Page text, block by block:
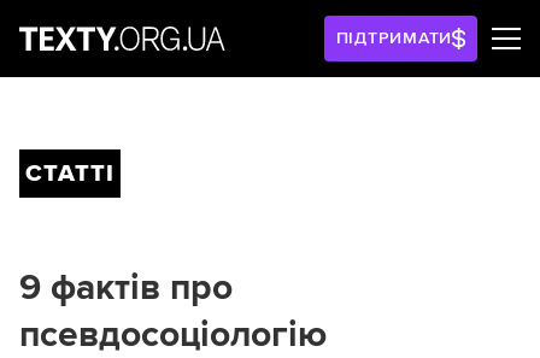
ПІДТРИМАТИ
СТАТТІ
9 фактів про
псевдосоціологію